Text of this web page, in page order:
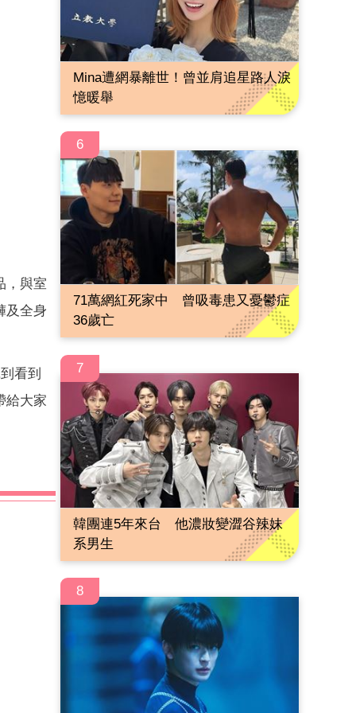
，與室
及全身
看到
給大家
Mina遭網暴離世！曾並肩追星路人淚
憶暖舉
6
71萬網紅死家中 曾吸毒患又憂鬱症
36歲亡
7
韓團連5年來台 他濃妝變澀谷辣妹
系男生
8